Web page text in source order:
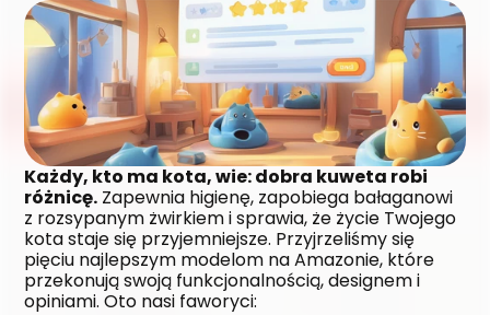
Każdy, kto ma kota, wie: dobra kuweta robi
różnicę. Zapewnia higienę, zapobiega bałaganowi
z rozsypanym żwirkiem i sprawia, że życie Twojego
kota staje się przyjemniejsze. Przyjrzeliśmy się
pięciu najlepszym modelom na Amazonie, które
przekonują swoją funkcjonalnością, designem i
opiniami. Oto nasi faworyci: